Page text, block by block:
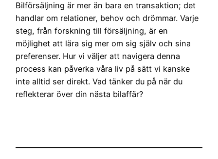
Bilförsäljning är mer än bara en transaktion; det
handlar om relationer, behov och drömmar. Varje
steg, från forskning till försäljning, är en
möjlighet att lära sig mer om sig själv och sina
preferenser. Hur vi väljer att navigera denna
process kan påverka våra liv på sätt vi kanske
inte alltid ser direkt. Vad tänker du på när du
reflekterar över din nästa bilaffär?